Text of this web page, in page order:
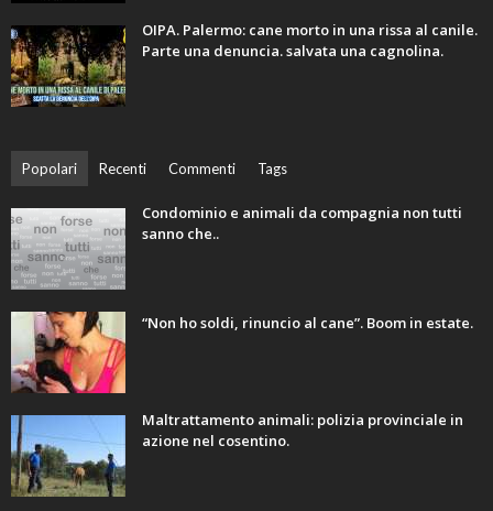
OIPA. Palermo: cane morto in una rissa al canile.
Parte una denuncia. salvata una cagnolina.
Popolari Recenti Commenti Tags
Condominio e animali da compagnia non tutti
sanno che..
“Non ho soldi, rinuncio al cane”. Boom in estate.
Maltrattamento animali: polizia provinciale in
azione nel cosentino.